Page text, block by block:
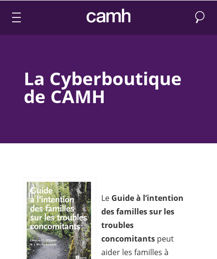
CAMH logo
La Cyberboutique
de CAMH
Le Guide à l’intention
des familles sur les
troubles
concomitants peut
aider les familles à